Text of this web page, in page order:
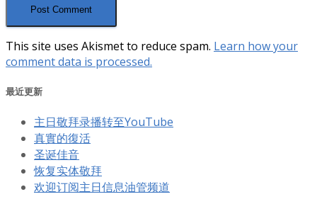
This site uses Akismet to reduce spam. Learn how your
comment data is processed.
最近更新
主日敬拜录播转至YouTube
真實的復活
圣诞佳音
恢复实体敬拜
欢迎订阅主日信息油管频道